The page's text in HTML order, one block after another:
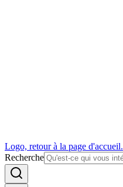
Logo, retour à la page d'accueil.
Recherche